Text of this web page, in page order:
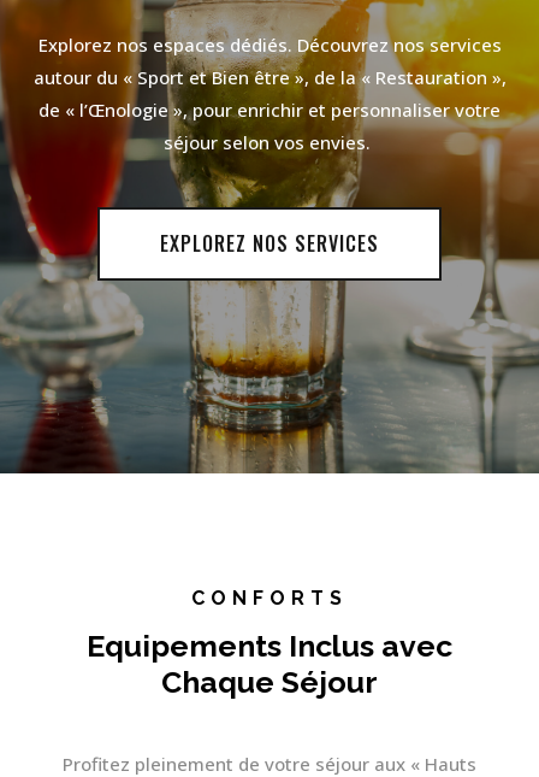
Explorez nos espaces dédiés. Découvrez nos services
autour du « Sport et Bien être », de la « Restauration »,
de « l’Œnologie », pour enrichir et personnaliser votre
séjour selon vos envies.
EXPLOREZ NOS SERVICES
CONFORTS
Equipements Inclus avec
Chaque Séjour
Profitez pleinement de votre séjour aux « Hauts